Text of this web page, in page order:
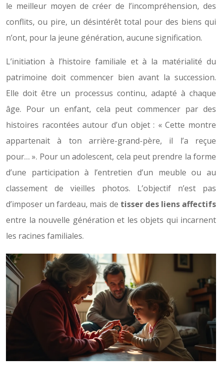
le meilleur moyen de créer de l’incompréhension, des
conflits, ou pire, un désintérêt total pour des biens qui
n’ont, pour la jeune génération, aucune signification.
L’initiation à l’histoire familiale et à la matérialité du
patrimoine doit commencer bien avant la succession.
Elle doit être un processus continu, adapté à chaque
âge. Pour un enfant, cela peut commencer par des
histoires racontées autour d’un objet : « Cette montre
appartenait à ton arrière-grand-père, il l’a reçue
pour… ». Pour un adolescent, cela peut prendre la forme
d’une participation à l’entretien d’un meuble ou au
classement de vieilles photos. L’objectif n’est pas
d’imposer un fardeau, mais de tisser des liens affectifs
entre la nouvelle génération et les objets qui incarnent
les racines familiales.